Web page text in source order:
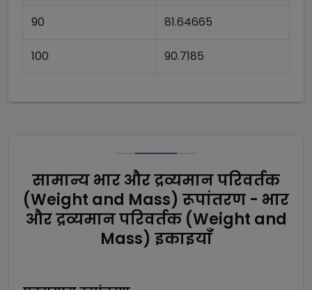
90 81.64665
100 90.7185
सामान्य भार और द्रव्यमान परिवर्तक
(Weight and Mass) रूपांतरण - भार
और द्रव्यमान परिवर्तक (Weight and
Mass) इकाइयाँ